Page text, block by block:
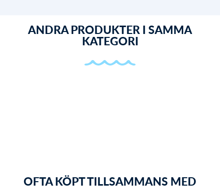
ANDRA PRODUKTER I SAMMA
KATEGORI
OFTA KÖPT TILLSAMMANS MED